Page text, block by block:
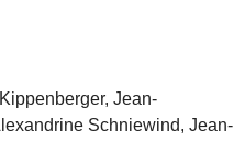
Jean-
Schniewind, Jean-